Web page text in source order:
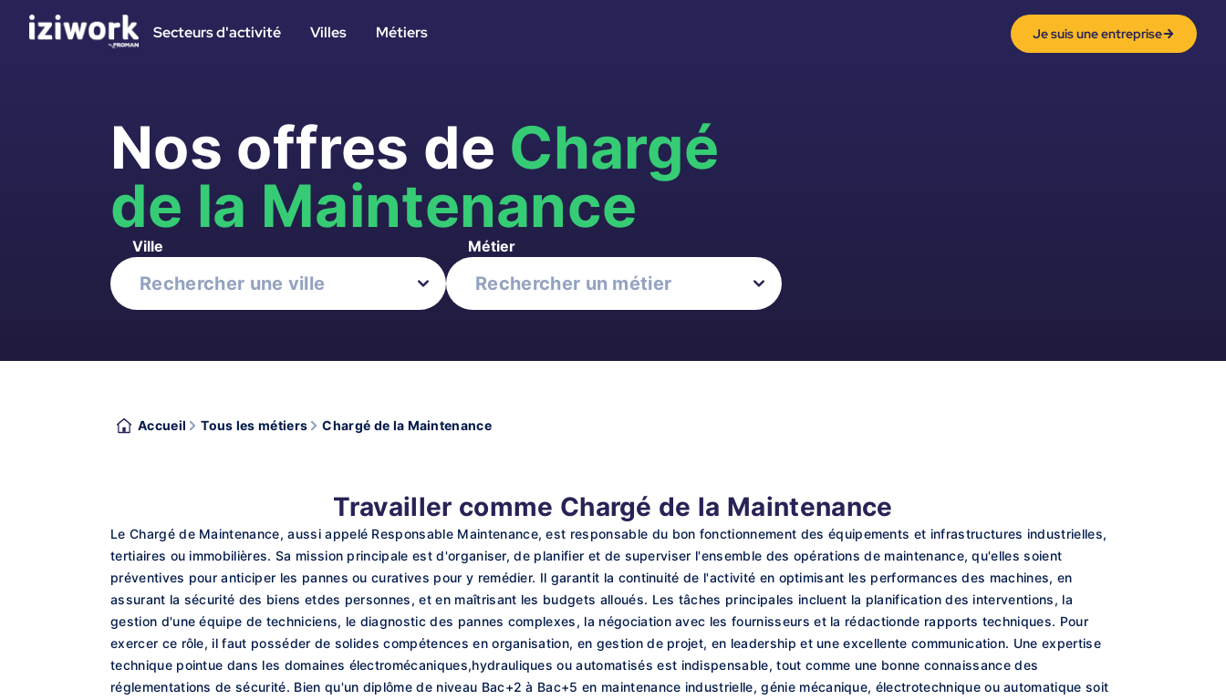
Secteurs d'activité Villes Métiers Je suis une entreprise
Nos offres de Chargé
de la Maintenance
Ville Métier
Accueil Tous les métiers Chargé de la Maintenance
Travailler comme Chargé de la Maintenance
Le Chargé de Maintenance, aussi appelé Responsable Maintenance, est responsable du bon fonctionnement des équipements et infrastructures industrielles,
tertiaires ou immobilières. Sa mission principale est d'organiser, de planifier et de superviser l'ensemble des opérations de maintenance, qu'elles soient
préventives pour anticiper les pannes ou curatives pour y remédier. Il garantit la continuité de l'activité en optimisant les performances des machines, en
assurant la sécurité des biens etdes personnes, et en maîtrisant les budgets alloués. Les tâches principales incluent la planification des interventions, la
gestion d'une équipe de techniciens, le diagnostic des pannes complexes, la négociation avec les fournisseurs et la rédactionde rapports techniques. Pour
exercer ce rôle, il faut posséder de solides compétences en organisation, en gestion de projet, en leadership et une excellente communication. Une expertise
technique pointue dans les domaines électromécaniques,hydrauliques ou automatisés est indispensable, tout comme une bonne connaissance des
réglementations de sécurité. Bien qu'un diplôme de niveau Bac+2 à Bac+5 en maintenance industrielle, génie mécanique, électrotechnique ou automatique soit